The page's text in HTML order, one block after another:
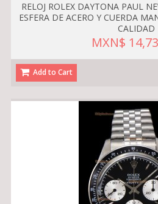
RELOJ ROLEX DAYTONA PAUL
ESFERA DE ACERO Y CUERDA
CALIDAD
MXN$
Add to Cart